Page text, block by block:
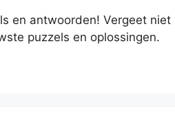
en antwoorden! Vergeet
puzzels en oplossingen.